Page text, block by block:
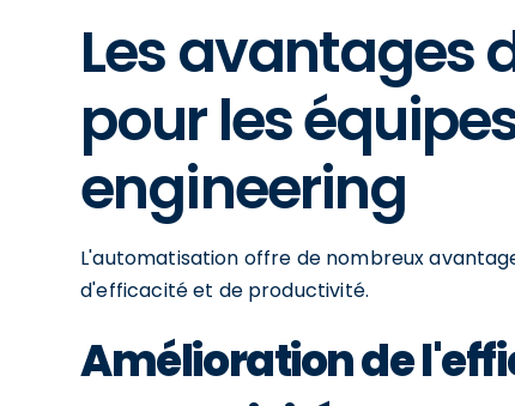
Les avantages
pour les
engineering
L'automatisation offre de nombreux
d'efficacité et de productivité.
Amélioration de